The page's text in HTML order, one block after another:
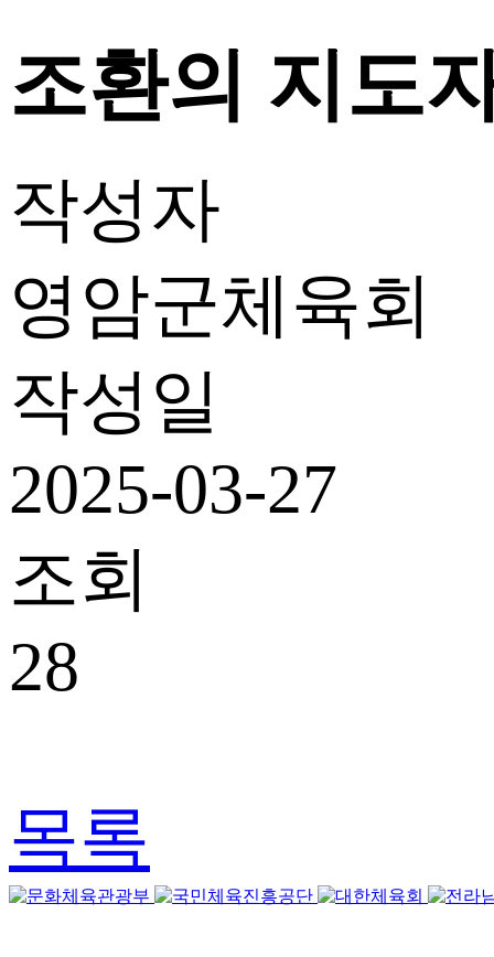
조환의 지도
작성자
영암군체육회
작성일
2025-03-27
조회
28
목록